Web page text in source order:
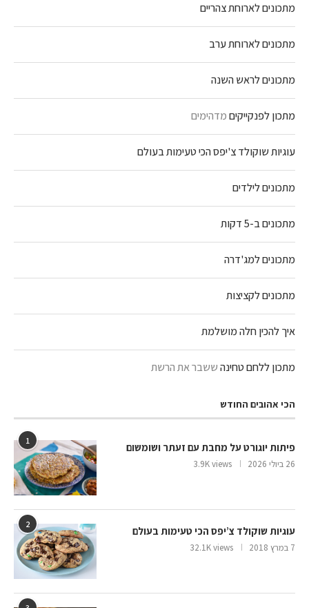
מתכונים לארוחת צהריים
מתכונים לארוחת ערב
מתכונים לראש השנה
מתכון לפנקייקיםמדהימים
עוגיות שוקולד צ'יפס הכי טעימות בעולם
מתכונים לילדים
מתכונים ב-5 דקות
מתכונים למג'דרה
מתכונים לקציצות
איך להכין חלה מושלמת
מתכון ללחם טחינהששבר את הרשת
הכי אהובים החודש
1
פיתות יוגורט על מחבת עם זעתר ושומשום
26 ביולי 2026 3.9K views
2
עוגיות שוקולד צ’יפס הכי טעימות בעולם
7 במרץ 2018 32.1K views